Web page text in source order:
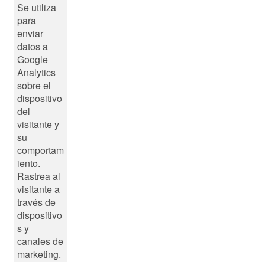
Se utiliza
para
enviar
datos a
Google
Analytics
sobre el
dispositivo
del
visitante y
su
comportam
iento.
Rastrea al
visitante a
través de
dispositivo
s y
canales de
marketing.